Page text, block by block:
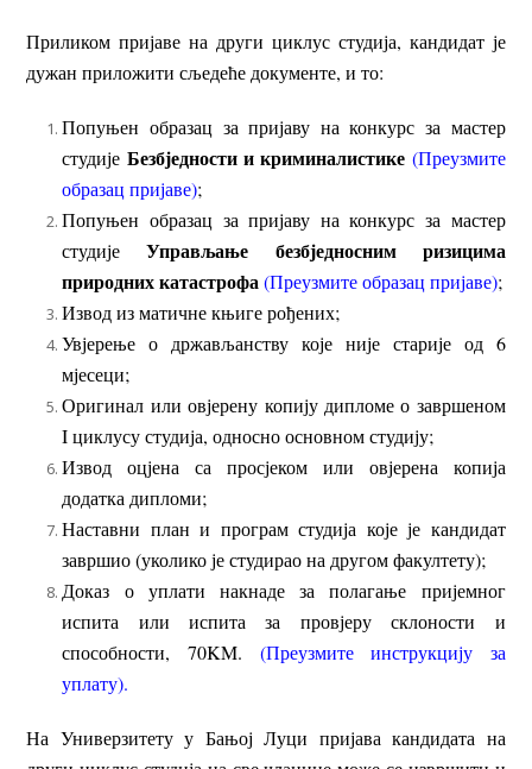
Приликом пријаве на други циклус студија, кандидат је
дужан приложити сљедеће документе, и то:
Попуњен образац за пријаву на конкурс за мастер
студије Безбједности и криминалистике (Преузмите
образац пријаве);
Попуњен образац за пријаву на конкурс за мастер
студијеУправљање безбједносним ризицима
природних катастрофа (Преузмите образац пријаве);
Извод из матичне књиге рођених;
Увјерење о држављанству које није старије од 6
мјесеци;
Оригинал или овјерену копију дипломе о завршеном
I циклусу студија, односно основном студију;
Извод оцјена са просјеком или овјерена копија
додатка дипломи;
Наставни план и програм студија које је кандидат
завршио (уколико је студирао на другом факултету);
Доказ о уплати накнаде за полагање пријемног
испита или испита за провјеру склоности и
способности, 70KM. (Преузмите инструкцију за
уплату).
На Универзитету у Бањој Луци пријава кандидата на